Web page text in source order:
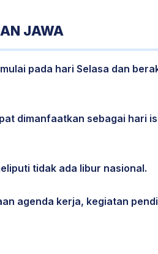
JAWA
pada hari Selasa dan
dimanfaatkan sebagai hari
tidak ada libur nasional.
agenda kerja, kegiatan